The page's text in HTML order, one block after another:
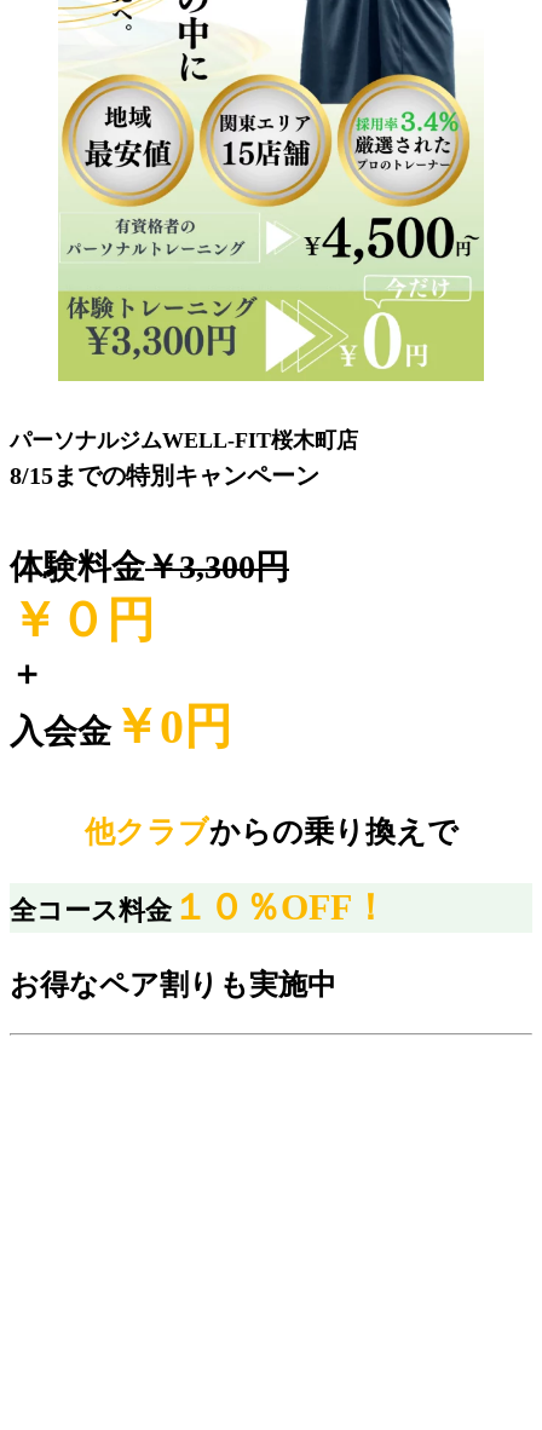
パーソナルジムWELL-FIT桜木町店
8/15までの特別キャンペーン
体験料金￥3,300円
￥０ 円
＋
入会金￥0円
他クラブからの乗り換えで
全コース料金１０％OFF！
お得なペア割りも実施中